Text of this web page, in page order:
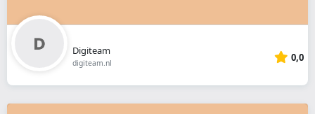
Digiteam
digiteam.nl 0,0